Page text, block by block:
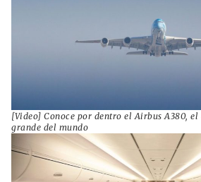
[Video] Conoce por dentro el Airbus A380,
grande del mundo